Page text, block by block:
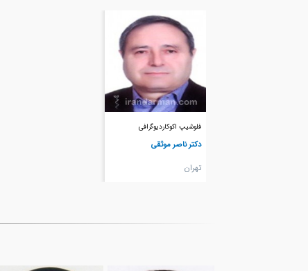
فلوشیپ اکوکاردیوگرافی
دکتر ناصر موثقی
تهران